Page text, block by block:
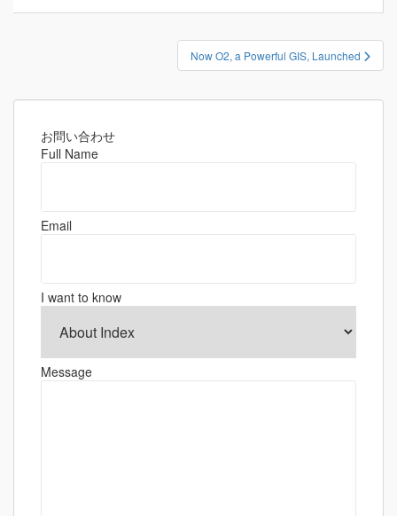
ナ
Now O2, a Powerful GIS, Launched
お問い合わせ
Full Name
Email
I want to know
Message